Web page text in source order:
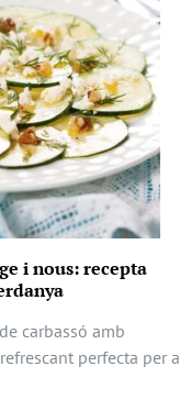
i nous: recepta
carbassó amb
perfecta per a